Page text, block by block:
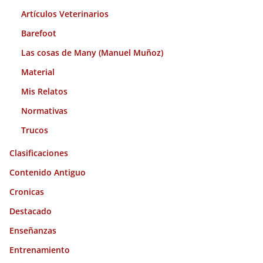
Artículos Veterinarios
Barefoot
Las cosas de Many (Manuel Muñoz)
Material
Mis Relatos
Normativas
Trucos
Clasificaciones
Contenido Antiguo
Cronicas
Destacado
Enseñanzas
Entrenamiento